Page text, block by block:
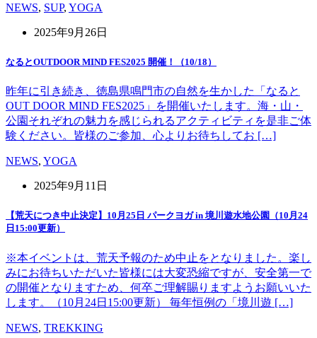
NEWS, SUP, YOGA
2025年9月26日
なるとOUTDOOR MIND FES2025 開催！（10/18）
昨年に引き続き、徳島県鳴門市の自然を生かした「なると
OUT DOOR MIND FES2025」を開催いたします。海・山・
公園それぞれの魅力を感じられるアクティビティを是非ご体
験ください。皆様のご参加、心よりお待ちしてお […]
NEWS, YOGA
2025年9月11日
【荒天につき中止決定】10月25日 パークヨガ in 境川遊水地公園（10月24
日15:00更新）
※本イベントは、荒天予報のため中止をとなりました。楽し
みにお待ちいただいた皆様には大変恐縮ですが、安全第一で
の開催となりますため、何卒ご理解賜りますようお願いいた
します。（10月24日15:00更新） 毎年恒例の「境川遊 […]
NEWS, TREKKING